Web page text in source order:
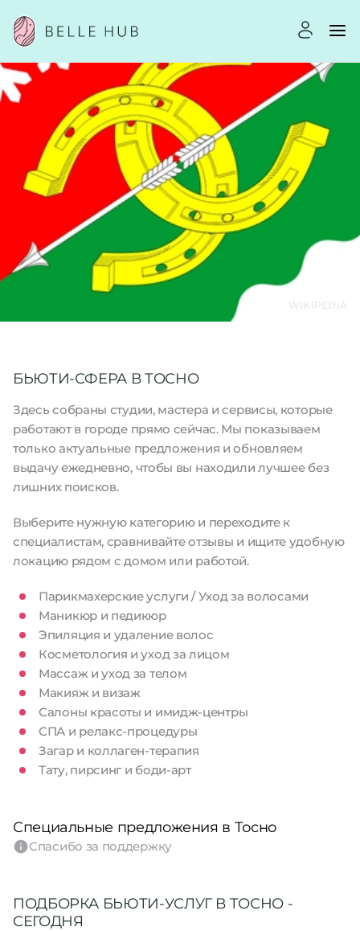
WIKIPEDIA
БЬЮТИ-СФЕРА В ТОСНО
Здесь собраны студии, мастера и сервисы, которые
работают в городе прямо сейчас. Мы показываем
только актуальные предложения и обновляем
выдачу ежедневно, чтобы вы находили лучшее без
лишних поисков.
Выберите нужную категорию и переходите к
специалистам, сравнивайте отзывы и ищите удобную
локацию рядом с домом или работой.
Парикмахерские услуги / Уход за волосами
Маникюр и педикюр
Эпиляция и удаление волос
Косметология и уход за лицом
Массаж и уход за телом
Макияж и визаж
Салоны красоты и имидж-центры
СПА и релакс-процедуры
Загар и коллаген-терапия
Тату, пирсинг и боди-арт
Специальные предложения в Тосно
Спасибо за поддержку
ПОДБОРКА БЬЮТИ-УСЛУГ В ТОСНО -
СЕГОДНЯ